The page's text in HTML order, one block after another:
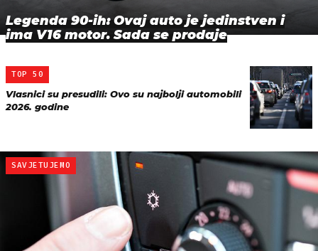
Legenda 90-ih: Ovaj auto je jedinstven i
ima V16 motor. Sada se prodaje
TOP 50
Vlasnici su presudili: Ovo su najbolji automobili
2026. godine
SAVJETUJEMO